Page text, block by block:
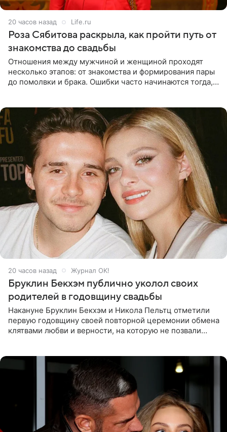
20 часов назад Life.ru
Роза Сябитова раскрыла, как пройти путь от
знакомства до свадьбы
Отношения между мужчиной и женщиной проходят
несколько этапов: от знакомства и формирования пары
до помолвки и брака. Ошибки часто начинаются тогда,
20 часов назад Журнал OK!
Бруклин Бекхэм публично уколол своих
родителей в годовщину свадьбы
Накануне Бруклин Бекхэм и Никола Пельтц отметили
первую годовщину своей повторной церемонии обмена
клятвами любви и верности, на которую не позвали